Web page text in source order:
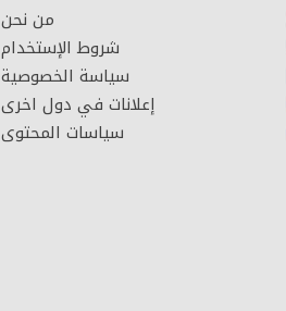
من نحن
شروط الإستخدام
سياسة الخصوصية
إعلانات في دول اخرى
سياسات المحتوى